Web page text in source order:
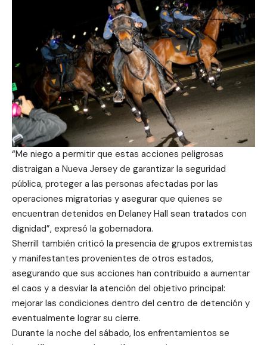
“Me niego a permitir que estas acciones peligrosas
distraigan a Nueva Jersey de garantizar la seguridad
pública, proteger a las personas afectadas por las
operaciones migratorias y asegurar que quienes se
encuentran detenidos en Delaney Hall sean tratados con
dignidad”, expresó la gobernadora.
Sherrill también criticó la presencia de grupos extremistas
y manifestantes provenientes de otros estados,
asegurando que sus acciones han contribuido a aumentar
el caos y a desviar la atención del objetivo principal:
mejorar las condiciones dentro del centro de detención y
eventualmente lograr su cierre.
Durante la noche del sábado, los enfrentamientos se